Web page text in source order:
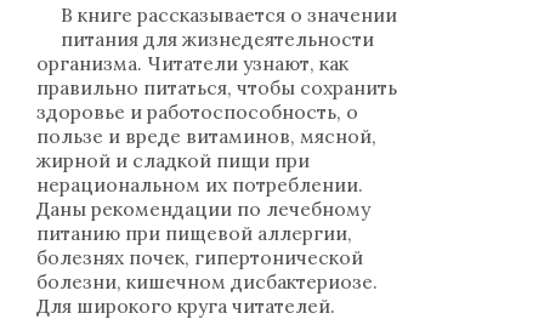
В книге рассказывается о значении
питания для жизнедеятельности
организма. Читатели узнают, как
правильно питаться, чтобы сохранить
здоровье и работоспособность, о
пользе и вреде витаминов, мясной,
жирной и сладкой пищи при
нерациональном их потреблении.
Даны рекомендации по лечебному
питанию при пищевой аллергии,
болезнях почек, гипертонической
болезни, кишечном дисбактериозе.
Для широкого круга читателей.